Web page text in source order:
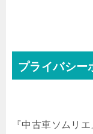
プライバシー
『中古車ソムリ